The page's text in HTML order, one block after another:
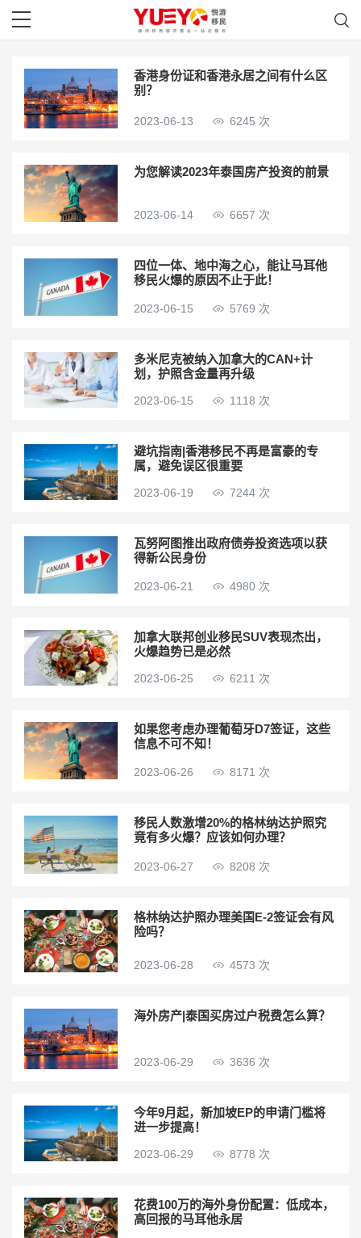
香港身份证和香港永居之间有什么区
别？
2023-06-13 6245 次
为您解读2023年泰国房产投资的前景
2023-06-14 6657 次
四位一体、地中海之心，能让马耳他
移民火爆的原因不止于此！
2023-06-15 5769 次
多米尼克被纳入加拿大的CAN+计
划，护照含金量再升级
2023-06-15 1118 次
避坑指南|香港移民不再是富豪的专
属，避免误区很重要
2023-06-19 7244 次
瓦努阿图推出政府债券投资选项以获
得新公民身份
2023-06-21 4980 次
加拿大联邦创业移民SUV表现杰出，
火爆趋势已是必然
2023-06-25 6211 次
如果您考虑办理葡萄牙D7签证，这些
信息不可不知！
2023-06-26 8171 次
移民人数激增20%的格林纳达护照究
竟有多火爆？应该如何办理？
2023-06-27 8208 次
格林纳达护照办理美国E-2签证会有风
险吗？
2023-06-28 4573 次
海外房产|泰国买房过户税费怎么算？
2023-06-29 3636 次
今年9月起，新加坡EP的申请门槛将
进一步提高！
2023-06-29 8778 次
花费100万的海外身份配置：低成本，
高回报的马耳他永居